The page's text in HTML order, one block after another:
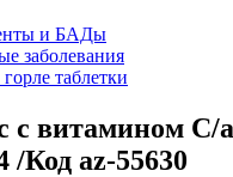
и БАДы
заболевания
таблетки
с витамином С/
/Код az-55630